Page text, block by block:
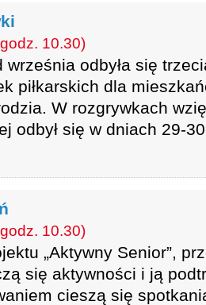
10.30)
września odbyła się
piłkarskich dla
W rozgrywkach
odbył się w dniach 29-
10.30)
„Aktywny Senior”,
się aktywności i ją
cieszą się